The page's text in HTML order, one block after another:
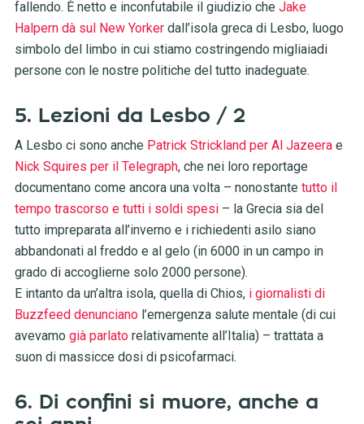
fallendo. È netto e inconfutabile il giudizio che Jake
Halpern dà sul New Yorkerdall’isola greca di Lesbo, luogo
simbolo del limbo in cui stiamo costringendo migliaiadi
persone con le nostre politiche del tutto inadeguate.
5. Lezioni da Lesbo / 2
A Lesbo ci sono anche Patrick Strickland per Al Jazeerae
Nick Squires per il Telegraph, che nei loro reportage
documentano come ancora una volta – nonostante tutto il
tempo trascorso e tutti i soldi spesi– la Grecia sia del
tutto impreparata all’inverno e i richiedenti asilo siano
abbandonati al freddo e al gelo (in 6000 in un campo in
grado di accoglierne solo 2000 persone).
E intanto da un’altra isola, quella di Chios, i giornalisti di
Buzzfeed denuncianol’emergenza salute mentale (di cui
avevamo già parlatorelativamente all’Italia) – trattata a
suon di massicce dosi di psicofarmaci.
6. Di confini si muore, anche a